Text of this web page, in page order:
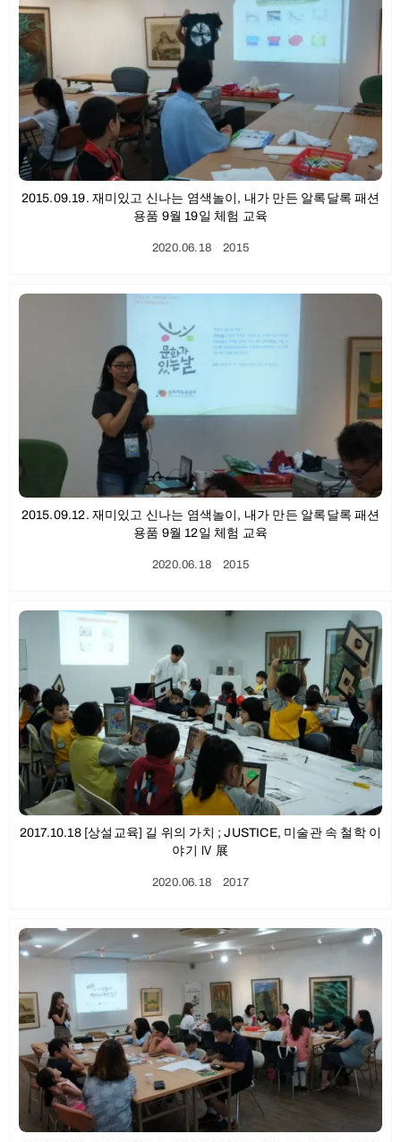
2015.09.19. 재미있고 신나는 염색놀이, 내가 만든 알록달록 패션
용품 9월 19일 체험 교육
2020.06.18ㆍ2015
2015.09.12. 재미있고 신나는 염색놀이, 내가 만든 알록달록 패션
용품 9월 12일 체험 교육
2020.06.18ㆍ2015
2017.10.18 [상설교육] 길 위의 가치 ; JUSTICE, 미술관 속 철학 이
야기 Ⅳ 展
2020.06.18ㆍ2017